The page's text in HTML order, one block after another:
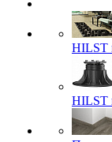
HILST
HILST